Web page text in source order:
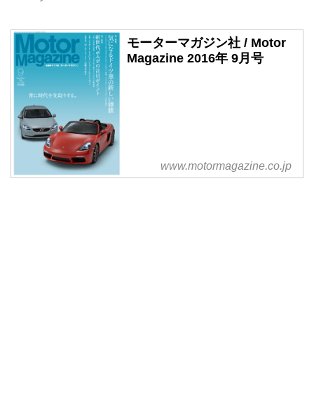
モーターマガジン社 / Motor
Magazine 2016年 9月号
www.motormagazine.co.jp